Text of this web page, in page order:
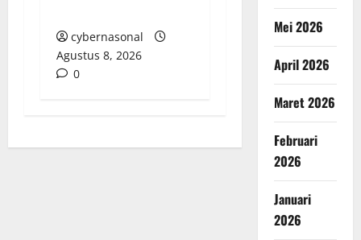
cybernasonal
Agustus 8, 2026
0
Mei 2026
April 2026
Maret 2026
Februari
2026
Januari
2026